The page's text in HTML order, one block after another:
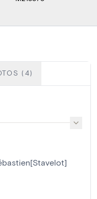
(4)